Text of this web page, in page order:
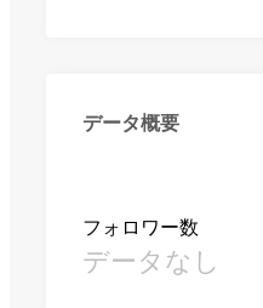
データ概要
フォロワー数
データなし